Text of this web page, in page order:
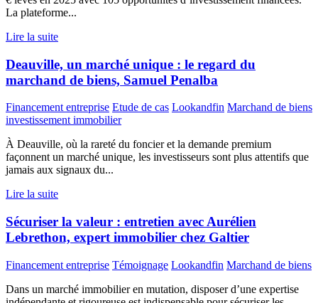
La plateforme...
Lire la suite
Deauville, un marché unique : le regard du
marchand de biens, Samuel Penalba
Financement entreprise Etude de cas Lookandfin Marchand de biens
investissement immobilier
À Deauville, où la rareté du foncier et la demande premium
façonnent un marché unique, les investisseurs sont plus attentifs que
jamais aux signaux du...
Lire la suite
Sécuriser la valeur : entretien avec Aurélien
Lebrethon, expert immobilier chez Galtier
Financement entreprise Témoignage Lookandfin Marchand de biens
Dans un marché immobilier en mutation, disposer d’une expertise